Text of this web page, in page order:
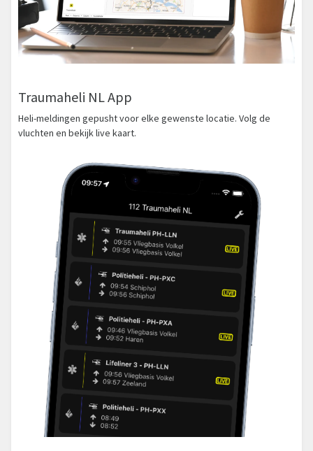
Traumaheli NL App
Heli-meldingen gepusht voor elke gewenste locatie. Volg de
vluchten en bekijk live kaart.